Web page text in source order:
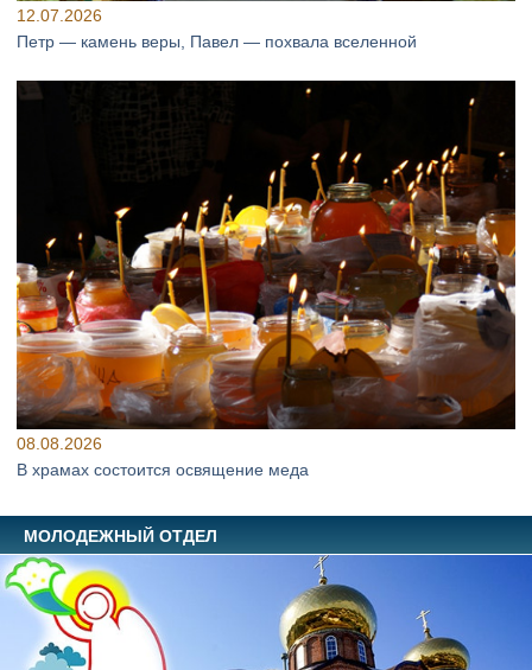
12.07.2026
Петр — камень веры, Павел — похвала вселенной
08.08.2026
В храмах состоится освящение меда
МОЛОДЕЖНЫЙ ОТДЕЛ